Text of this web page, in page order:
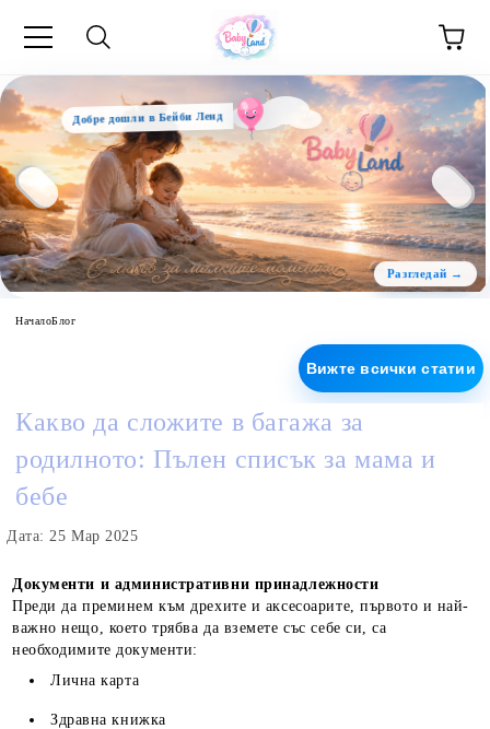
Добре дошли в Бейби Ленд
НачалоБлог
Вижте всички статии
Какво да сложите в багажа за
родилното: Пълен списък за мама и
бебе
Дата: 25 Мар 2025
Документи и административни принадлежности
Преди да преминем към дрехите и аксесоарите, първото и най-
важно нещо, което трябва да вземете със себе си, са
необходимите документи:
Лична карта
Здравна книжка